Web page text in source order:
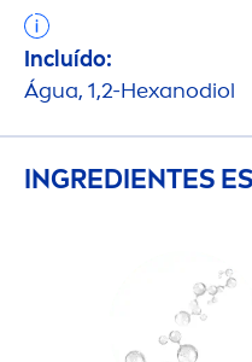
Incluído:
Água, 1,2-Hexanodiol
INGREDIENTES